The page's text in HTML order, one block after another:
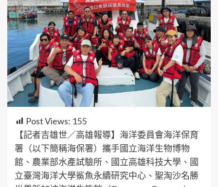
Post Views: 155
【記者吉雄世／高雄報導】海洋委員會海洋保育
署（以下簡稱海保署）攜手國立海洋生物博物
館、農業部水產試驗所、國立高雄科技大學、國
立臺灣海洋大學鯊魚永續研究中心、聖淘沙名勝